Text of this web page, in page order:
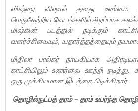
விஷ்ணு விஷால் தனது உண்மை
மெருகேற்றிய வேடங்களில் சிறப்பாக
மிஷ்கின் படத்தில் நடிக்கும்
வளர்ச்சியையும், யதார்த்தத்தையும்
மிதிலா பால்கர் நாயகியாக
காட்சியிலும் உணர்வை ஊற்றி நடித்து,
ஒரு முக்கியமான இடத்தை பிடிக்கிறார்.
தொழில்நுட்பத் தரம் – தரம் உயர்ந்த